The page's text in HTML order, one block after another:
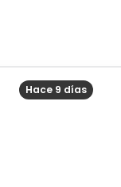
Hace 9 días